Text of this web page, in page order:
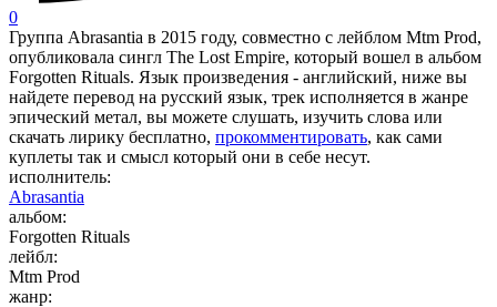
0
Группа Abrasantia в 2015 году, совместно с лейблом Mtm Prod,
опубликовала сингл The Lost Empire, который вошел в альбом
Forgotten Rituals. Язык произведения - английский, ниже вы
найдете перевод на русский язык, трек исполняется в жанре
эпический метал, вы можете слушать, изучить слова или
скачать лирику бесплатно, прокомментировать, как сами
куплеты так и смысл который они в себе несут.
исполнитель:
Abrasantia
альбом:
Forgotten Rituals
лейбл:
Mtm Prod
жанр: